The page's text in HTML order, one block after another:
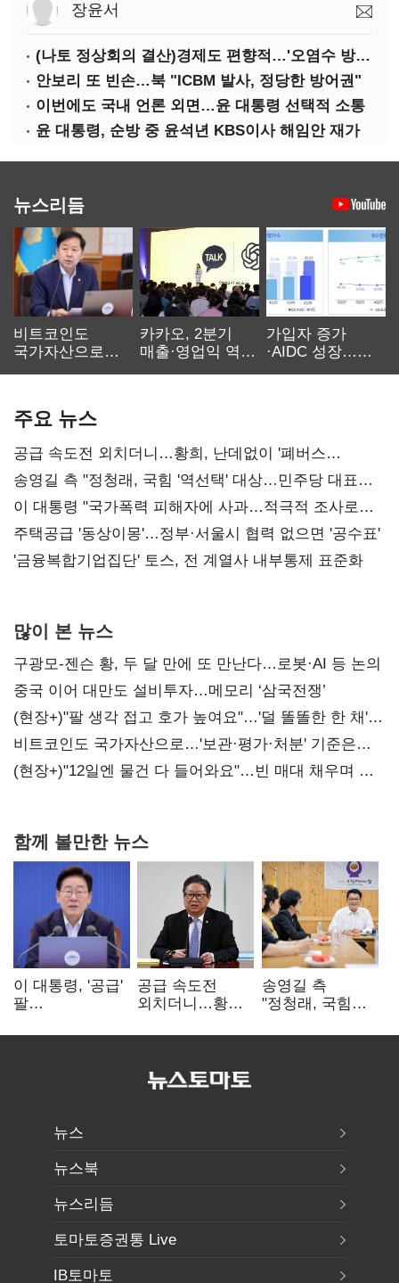
장윤서
(나토 정상회의 결산)경제도 편향적…'오염수 방류'만 용인
안보리 또 빈손…북 "ICBM 발사, 정당한 방어권"
이번에도 국내 언론 외면…윤 대통령 선택적 소통
윤 대통령, 순방 중 윤석년 KBS이사 해임안 재가
뉴스리듬
비트코인도
국가자산으로…'
카카오, 2분기
매출·영업익 역대
가입자 증가
·AIDC 성장…
주요 뉴스
공급 속도전 외치더니…황희, 난데없이 '폐버스
리모델링' 제안
송영길 측 "정청래, 국힘 '역선택' 대상…민주당 대표로
총선 지휘 못해"
이 대통령 "국가폭력 피해자에 사과…적극적 조사로
진실 밝혀야"
주택공급 '동상이몽'…정부·서울시 협력 없으면 '공수표'
'금융복합기업집단' 토스, 전 계열사 내부통제 표준화
많이 본 뉴스
구광모-젠슨 황, 두 달 만에 또 만난다…로봇·AI 등 논의
중국 이어 대만도 설비투자…메모리 ‘삼국전쟁’
(현장+)"팔 생각 접고 호가 높여요"…'덜 똘똘한 한 채'
20억 키맞추기
비트코인도 국가자산으로…'보관·평가·처분' 기준은
숙제
(현장+)"12일엔 물건 다 들어와요"…빈 매대 채우며 문
함께 볼만한 뉴스
이 대통령, '공급'
팔
여 내부선
공급 속도전
외치더니…황희,
리모델링' 제안
송영길 측
"정청래, 국힘
민주당 대표로
뉴스
뉴스북
뉴스리듬
토마토증권통 Live
IB토마토